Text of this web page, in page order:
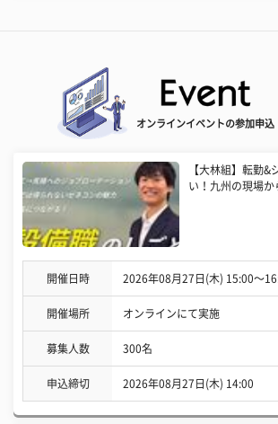
オンラインイベントの参加申込
【大林組】転勤&
い！九州の現場か
開催日時 2026年08月27日(木) 15:00〜
開催場所 オンラインにて実施
募集人数 300名
申込締切 2026年08月27日(木) 14:00